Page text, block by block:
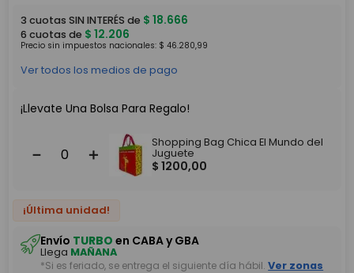
3 cuotas SIN INTERÉS de $ 18.666
6 cuotas de $ 12.206
Precio sin impuestos nacionales: $ 46.280,99
Ver todos los medios de pago
¡Llevate Una Bolsa Para Regalo!
＋
－
Shopping Bag Chica El Mundo del
Juguete
$ 1200,00
¡Última unidad!
Envío TURBO en CABA y GBA
Llega MAÑANA
*Si es feriado, se entrega el siguiente día hábil. Ver zonas